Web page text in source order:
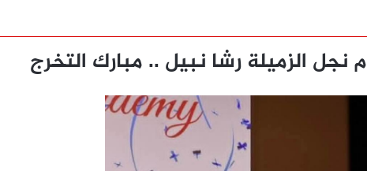
نجل الزميلة رشا نبيل .. مبارك التخرج